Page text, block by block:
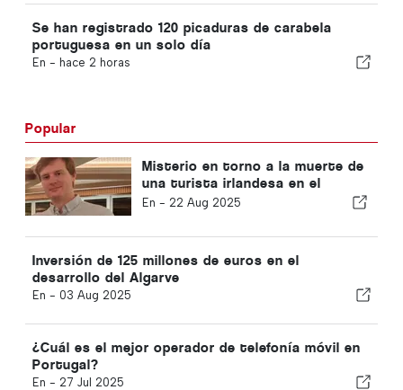
Se han registrado 120 picaduras de carabela
portuguesa en un solo día
En - hace 2 horas
Popular
Misterio en torno a la muerte de
una turista irlandesa en el
Algarve
En - 22 Aug 2025
Inversión de 125 millones de euros en el
desarrollo del Algarve
En - 03 Aug 2025
¿Cuál es el mejor operador de telefonía móvil en
Portugal?
En - 27 Jul 2025